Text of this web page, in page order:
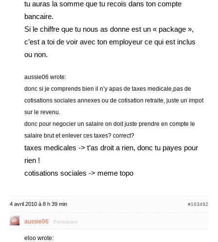
tu auras la somme que tu recois dans ton compte
bancaire.
Si le chiffre que tu nous as donne est un « package »,
c’est a toi de voir avec ton employeur ce qui est inclus
ou non.
aussie06 wrote:
donc si je comprends bien il n’y apas de taxes medicale,pas de
cotisations sociales annexes ou de cotisation retraite, juste un impot
sur le revenu.
donc pour negocier un salaire on doit juste prendre en compte le
salaire brut et enlever ces taxes? correct?
taxes medicales -> t’as droit a rien, donc tu payes pour
rien !
cotisations sociales -> meme topo
4 avril 2010 à 8 h 39 min #163492
aussie06 Participant
eloo wrote: